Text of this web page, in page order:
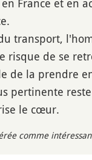
France et en
transport,
risque de se
de la prendre
pertinente
le cœur.
comme